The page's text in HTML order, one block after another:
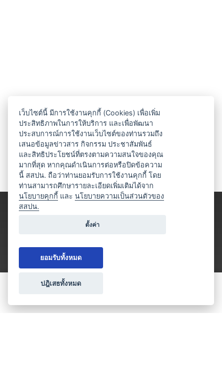
ประเภทธุรกิจไมซ์
เว็บไซต์นี้ มีการใช้งานคุกกี้ (Cookies) เพื่อเพิ่ม
ประสิทธิภาพในการให้บริการ และเพื่อพัฒนา
ประสบการณ์การใช้งานเว็บไซต์ของท่านรวมถึง
เสนอข้อมูลข่าวสาร กิจกรรม ประชาสัมพันธ์
และสิทธิประโยชน์ที่ตรงตามความสนใจของคุณ
มากที่สุด หากคุณดำเนินการต่อหรือปิดข้อความ
นี้ สสปน. ถือว่าท่านยอมรับการใช้งานคุกกี้ โดย
ท่านสามารถศึกษารายละเอียดเพิ่มเติมได้จาก
นโยบายคุกกี้ และนโยบายความเป็นส่วนตัวของ
สสปน.
ตั้งค่า
ยอมรับทั้งหมด
ปฎิเสธทั้งหมด